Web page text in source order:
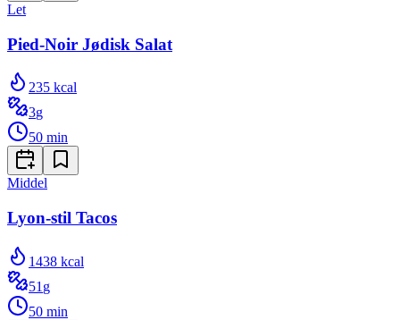
Let
Pied-Noir Jødisk Salat
235 kcal
3g
50 min
Middel
Lyon-stil Tacos
1438 kcal
51 g
50 min